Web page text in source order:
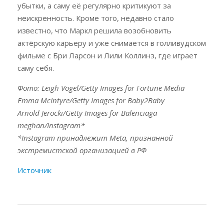
убытки, а саму её регулярно критикуют за
неискренность. Кроме того, недавно стало
известно, что Маркл решила возобновить
актёрскую карьеру и уже снимается в голливудском
фильме с Бри Ларсон и Лили Коллинз, где играет
саму себя.
Фото: Leigh Vogel/Getty Images for Fortune Media
Emma McIntyre/Getty Images for Baby2Baby
Arnold Jerocki/Getty Images for Balenciaga
meghan/Instagram*
*Instagram принадлежит Meta, признанной
экстремистской организацией в РФ
Источник